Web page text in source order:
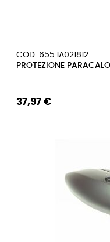
COD. 655.1A021812
PROTEZIONE
37,97 €